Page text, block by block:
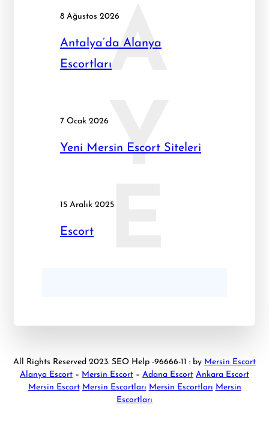
8 Ağustos 2026A
Antalya’da Alanya
Escortları
7 Ocak 2026Y
Yeni Mersin Escort Siteleri
15 Aralık 2025E
Escort
All Rights Reserved 2023. SEO Help -96666-11 : by Mersin Escort
Alanya Escort – Mersin Escort – Adana Escort Ankara Escort
Mersin Escort Mersin Escortları Mersin Escortları Mersin
Escortları